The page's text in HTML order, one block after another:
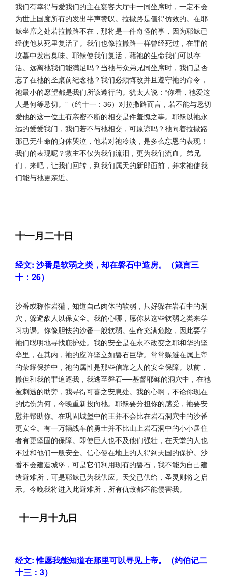
我们有幸得与爱我们的主在宴客大厅中一同坐席时，一定不会
为世上国度所有的发出半声赞叹。拉撒路是值得仿效的。在耶
稣坐席之处若拉撒路不在，那将是一件奇怪的事，因为耶稣已
经使他从死里复活了。我们也像拉撒路一样曾经死过，在罪的
坟墓中发出臭味。耶稣使我们复活，藉祂的生命我们可以存
活。远离祂我们能满足吗？当祂与众弟兄同坐席时，我们是否
忘了在祂的圣桌前纪念祂？我们必须悔改并且遵守祂的命令，
祂最小的愿望都是我们所该遵行的。犹太人说：“你看，祂爱这
人是何等恳切。”（约十一：36）对拉撒路而言，若不能与恳切
爱他的这一位主有亲密不断的相交是件羞愧之事。耶稣以祂永
远的爱爱我门，我们若不与祂相交，可原谅吗？祂向着拉撒路
那已无生命的身体哭泣，他若对祂冷淡，是多么忘恩的表现！
我们的表现呢？救主不仅为我们流泪，更为我们流血。弟兄
们，来吧，让我们回转，到我们属天的新郎面前，并求祂使我
们能与祂更亲近。
十一月二十日
经文: 沙番是软弱之类，却在磐石中造房。（箴言三
十：26）
沙番或称作岩獾，知道自己肉体的软弱，只好躲在岩石中的洞
穴，躲避敌人以保安全。我的心哪，愿你从这些软弱之类来学
习功课。你像胆怯的沙番一般软弱。生命充满危险，因此要学
祂们聪明地寻找庇护处。我的安全是在永不改变之耶和华的坚
垒里，在其内，祂的应许坚立如磐石巨壁。常常躲避在属上帝
的荣耀保护中，祂的属性是那些信靠之人的安全保障。以前，
撒但和我的罪追逐我，我逃至磐石──基督耶稣的洞穴中，在祂
被刺透的助旁，我寻得可喜之安息处。我的心啊，不论你现在
的忧伤为何，今晚重新投向祂。耶稣要分担你的感受，祂要安
慰并帮助你。在巩固城堡中的王并不会比在岩石洞穴中的沙番
更安全。有一万辆战车的勇士并不比山上岩石洞中的小小居住
者有更坚固的保障。即使巨人也不及他们强壮，在天堂的人也
不过和他们一般安全。信心使在地上的人得到天国的保护。沙
番不会建造城堡，可是它们利用现有的磐石，我不能为自己建
造避难所，可是耶稣已为我供应。天父已供给，圣灵则将之启
示。今晚我将进入此避难所，所有仇敌都不能侵害我。
十一月十九日
经文: 惟愿我能知道在那里可以寻见上帝。（约伯记二
十三：3）